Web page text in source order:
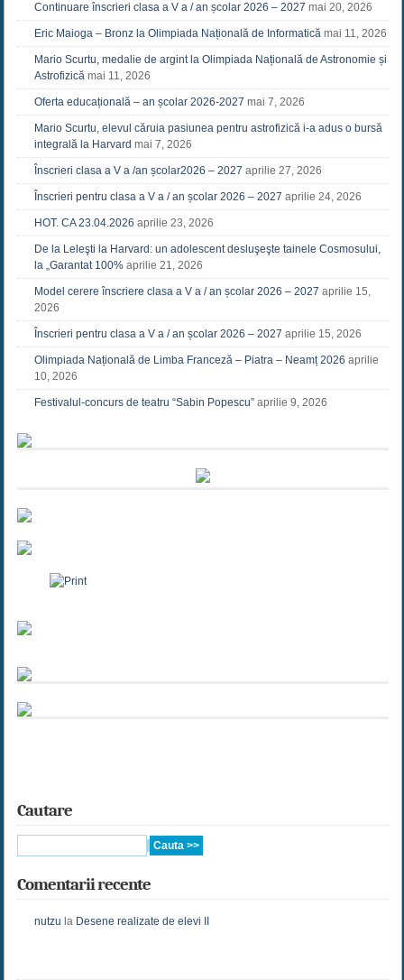
Continuare înscrieri clasa a V a / an școlar 2026 – 2027 mai 20, 2026
Eric Maioga – Bronz la Olimpiada Națională de Informatică mai 11, 2026
Mario Scurtu, medalie de argint la Olimpiada Națională de Astronomie și
Astrofizică mai 11, 2026
Oferta educațională – an școlar 2026-2027 mai 7, 2026
Mario Scurtu, elevul căruia pasiunea pentru astrofizică i-a adus o bursă
integrală la Harvard mai 7, 2026
Înscrieri clasa a V a /an școlar2026 – 2027 aprilie 27, 2026
Înscrieri pentru clasa a V a / an școlar 2026 – 2027 aprilie 24, 2026
HOT. CA 23.04.2026 aprilie 23, 2026
De la Leleşti la Harvard: un adolescent desluşeşte tainele Cosmosului,
la „Garantat 100% aprilie 21, 2026
Model cerere înscriere clasa a V a / an școlar 2026 – 2027 aprilie 15,
2026
Înscrieri pentru clasa a V a / an școlar 2026 – 2027 aprilie 15, 2026
Olimpiada Națională de Limba Franceză – Piatra – Neamț 2026 aprilie
10, 2026
Festivalul-concurs de teatru “Sabin Popescu” aprilie 9, 2026
Cautare
Comentarii recente
nutzu la Desene realizate de elevi II